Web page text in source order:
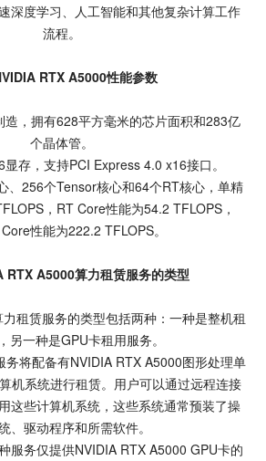
深度学习、人工智能和其他复杂计算工作
流程。
RTX A5000性能参数
造，拥有628平方毫米的芯片面积和283亿
个晶体管。
存，支持PCI Express 4.0 x16接口。
、256个Tensor核心和64个RT核心，单精
，RT Core性能为54.2 TFLOPS，
性能为222.2 TFLOPS。
RTX A5000算力租赁服务的类型
租赁服务的类型包括两种：一种是整机租
另一种是GPU卡租用服务。
务将配备有NVIDIA RTX A5000图形处理单
机系统进行租赁。用户可以通过远程连接
这些计算机系统，这些系统通常预装了操
、驱动程序和所需软件。
服务仅提供NVIDIA RTX A5000 GPU卡的